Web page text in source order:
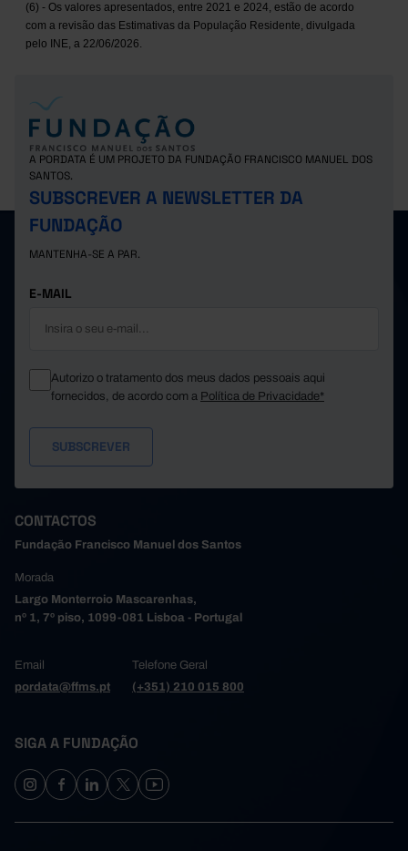
(6) - Os valores apresentados, entre 2021 e 2024, estão de acordo
com a revisão das Estimativas da População Residente, divulgada
pelo INE, a 22/06/2026.
A PORDATA É UM PROJETO DA FUNDAÇÃO FRANCISCO MANUEL DOS
SANTOS.
SUBSCREVER A NEWSLETTER DA
FUNDAÇÃO
MANTENHA-SE A PAR.
E-MAIL
Autorizo o tratamento dos meus dados pessoais aqui
fornecidos, de acordo com a Política de Privacidade*
CONTACTOS
Fundação Francisco Manuel dos Santos
Morada
Largo Monterroio Mascarenhas,
nº 1, 7º piso, 1099-081 Lisboa - Portugal
Email
pordata@ffms.pt
Telefone Geral
(+351) 210 015 800
SIGA A FUNDAÇÃO